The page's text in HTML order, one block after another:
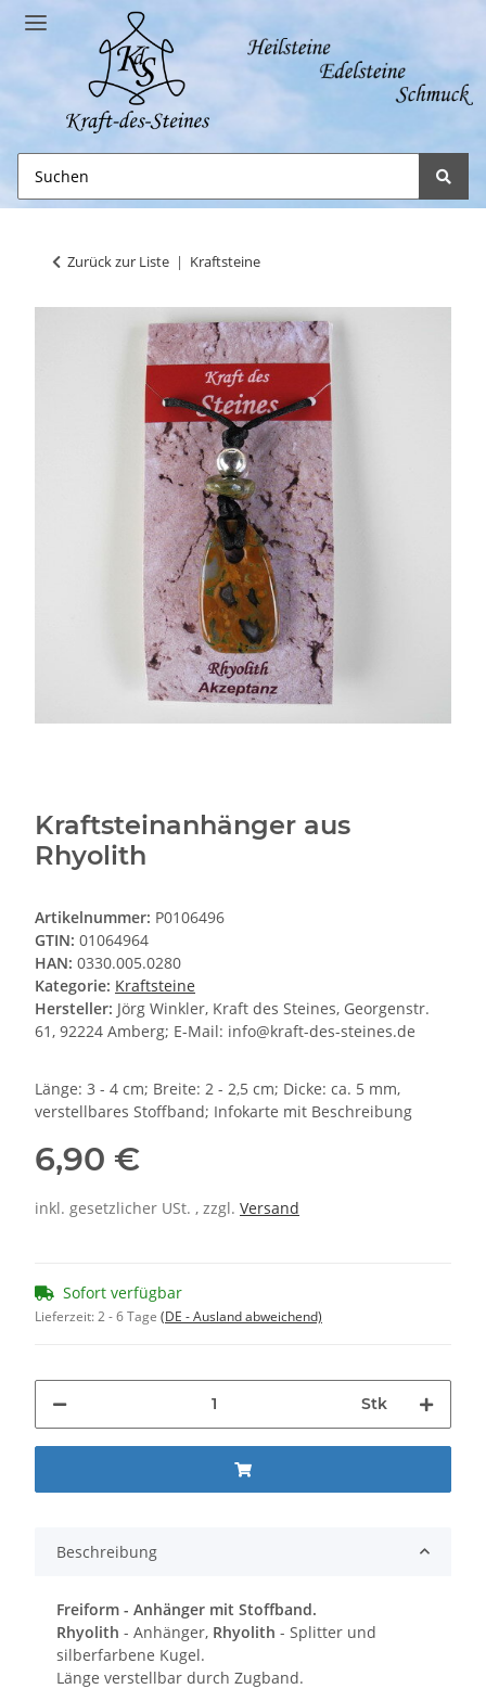
Zurück zur Liste Kraftsteine
Kraftsteinanhänger aus
Rhyolith
Artikelnummer: P0106496
GTIN: 01064964
HAN: 0330.005.0280
Kategorie: Kraftsteine
Hersteller: Jörg Winkler, Kraft des Steines, Georgenstr.
61, 92224 Amberg; E-Mail: info@kraft-des-steines.de
Länge: 3 - 4 cm; Breite: 2 - 2,5 cm; Dicke: ca. 5 mm,
verstellbares Stoffband; Infokarte mit Beschreibung
6,90 €
inkl. gesetzlicher USt. , zzgl. Versand
Sofort verfügbar
Lieferzeit:2 - 6 Tage (DE - Ausland abweichend)
Stk
Beschreibung
Freiform - Anhänger mit Stoffband.
Rhyolith - Anhänger, Rhyolith - Splitter und
silberfarbene Kugel.
Länge verstellbar durch Zugband.